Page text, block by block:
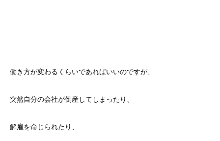
働き方が変わるくらいであればいいのですが、
突然自分の会社が倒産してしまったり、
解雇を命じられたり、